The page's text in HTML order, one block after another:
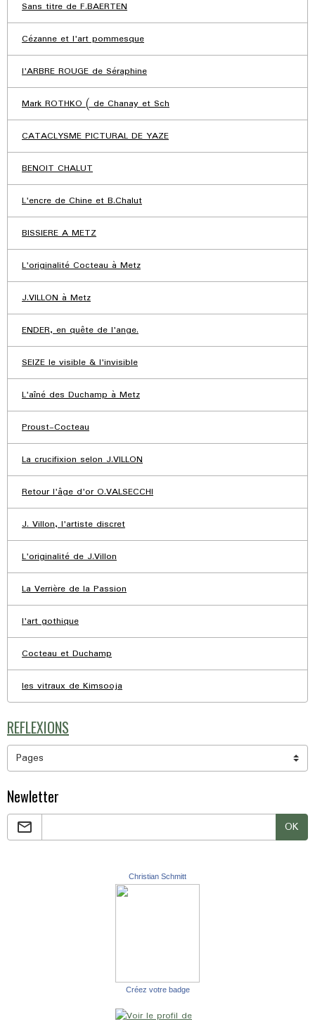
Sans titre de F.BAERTEN
Cézanne et l'art pommesque
l'ARBRE ROUGE de Séraphine
Mark ROTHKO ( de Chanay et Sch
CATACLYSME PICTURAL DE YAZE
BENOIT CHALUT
L'encre de Chine et B.Chalut
BISSIERE A METZ
L'originalité Cocteau à Metz
J.VILLON à Metz
ENDER, en quête de l'ange.
SEIZE le visible & l'invisible
L'aîné des Duchamp à Metz
Proust-Cocteau
La crucifixion selon J.VILLON
Retour l'âge d'or O.VALSECCHI
J. Villon, l'artiste discret
L'originalité de J.Villon
La Verrière de la Passion
l'art gothique
Cocteau et Duchamp
les vitraux de Kimsooja
REFLEXIONS
Newletter
OK
Christian Schmitt
Créez votre badge